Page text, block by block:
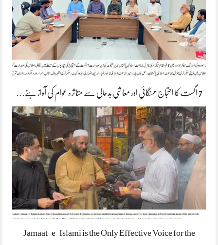
7 اگست کا احتجاج مہنگائی اور معاشی بدحالی سے متاثرہ عوام کی آواز بنے…
Jamaat-e-Islami is the Only Effective Voice for the